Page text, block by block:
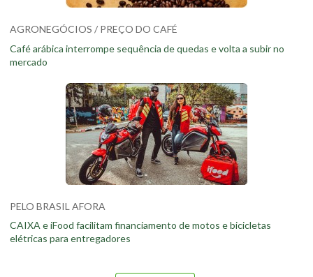
AGRONEGÓCIOS / PREÇO DO CAFÉ
Café arábica interrompe sequência de quedas e volta a subir no
mercado
PELO BRASIL AFORA
CAIXA e iFood facilitam financiamento de motos e bicicletas
elétricas para entregadores